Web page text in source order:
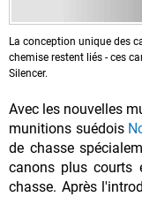
La conception unique des
chemise restent liés - ces
Silencer.
Avec les nouvelles
munitions suédois
de chasse
canons plus courts
chasse. Après